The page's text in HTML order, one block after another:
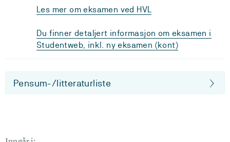
Les mer om eksamen ved HVL
Du finner detaljert informasjon om eksamen i
Studentweb, inkl. ny eksamen (kont)
Pensum-/litteraturliste